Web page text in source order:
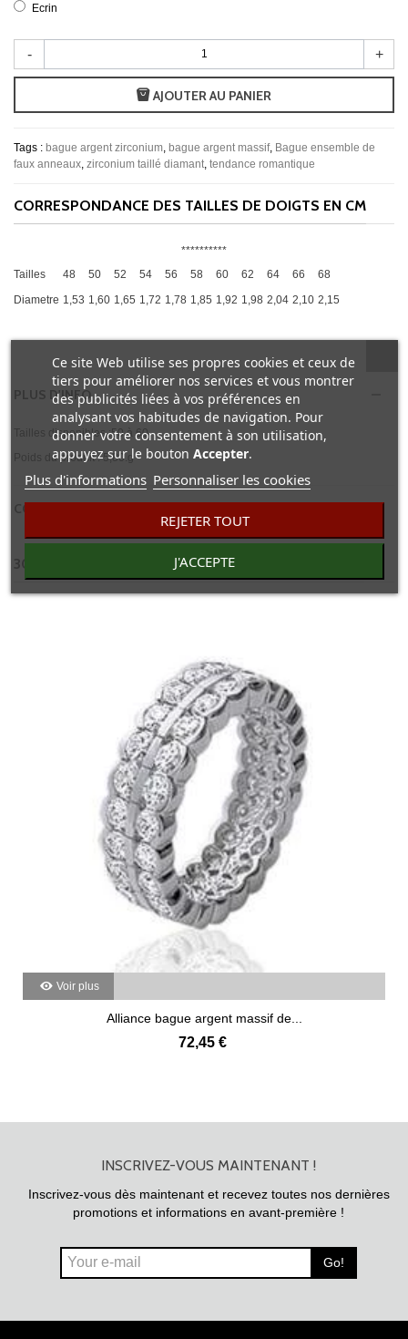
Ecrin
- +
AJOUTER AU PANIER
Tags : bague argent zirconium, bague argent massif, Bague ensemble de
faux anneaux, zirconium taillé diamant, tendance romantique
CORRESPONDANCE DES TAILLES DE DOIGTS EN CM
**********
Tailles
48 50 52 54 56 58 60 62 64 66
68
Diametre 1,53 1,60 1,65 1,72 1,78 1,85 1,92 1,98 2,04 2,10 2,15
PLUS D'INFO
Tailles disponibles :50 à 60.
Poids du produit : 5,80.g
COMENTAIRES(0)
30 AUTRES PRODUITS DANS LA MÊME CATÉGORIE :
Voir plus
Alliance bague argent massif de...
72,45 €
INSCRIVEZ-VOUS MAINTENANT !
Inscrivez-vous dès maintenant et recevez toutes nos dernières
promotions et informations en avant-première !
Go!
Ce site Web utilise ses propres cookies et ceux de
tiers pour améliorer nos services et vous montrer
des publicités liées à vos préférences en
analysant vos habitudes de navigation. Pour
donner votre consentement à son utilisation,
appuyez sur le bouton Accepter.
Plus d'informations Personnaliser les cookies
REJETER TOUT
J'ACCEPTE